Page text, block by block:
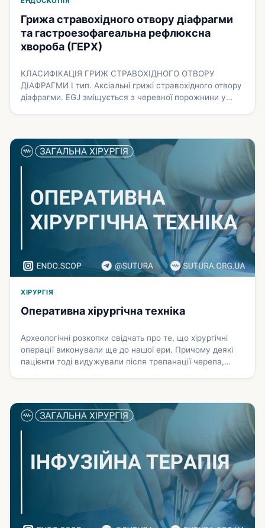
Грижа стравохідного отвору діафрагми
та гастроезофагеальна рефлюксна
хвороба (ГЕРХ)
КЛАСИФІКАЦІЯ ГРИЖ СТРАВОХІДНОГО ОТВОРУ
ДІАФРАГМИ І тип. Аксіальні грижі стравохідного отвору
діафрагми. EGJ зміщується з черевної порожнини у
характеризується обмеженим дефектом у стравохідно-
діафрагмальній мембрані ліворуч від стравоходу, EGJ
залишається в його нормальному положенні. ІІІ
тип. Змішана – характеризується …
ХІРУРГІЯ
Оперативна хірургічна техніка
Археологічні розкопки свідчать про те, що хірургічні
операції виконували ще до нашої ери. Причому деякі
пацієнти тоді видужували після трепанації черепа,
оперативна техніка. Оперативна хірургія — вчення про
хірургічні операції, розробка способів проведення
оперативних втручань. Хірургічна операція …